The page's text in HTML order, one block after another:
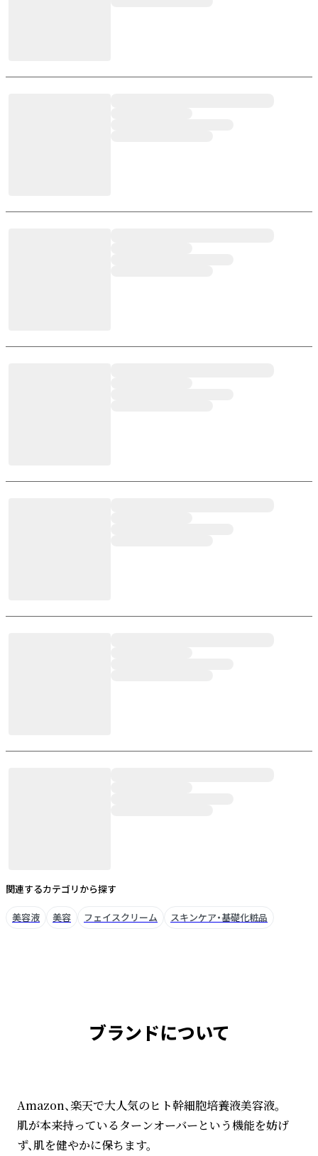
関連するカテゴリから探す
美容液 美容 フェイスクリーム スキンケア・基礎化粧品
ブランドについて
Amazon、楽天で大人気のヒト幹細胞培養液美容液。
肌が本来持っているターンオーバーという機能を妨げ
ず、肌を健やかに保ちます。